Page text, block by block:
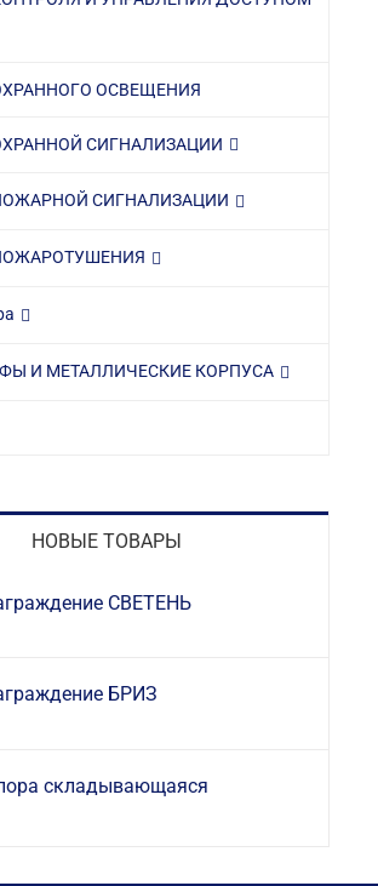
ОСВЕЩЕНИЯ
СИГНАЛИЗАЦИИ
СИГНАЛИЗАЦИИ
И МЕТАЛЛИЧЕСКИЕ КОРПУСА
НОВЫЕ ТОВАРЫ
СВЕТЕНЬ
БРИЗ
складывающаяся